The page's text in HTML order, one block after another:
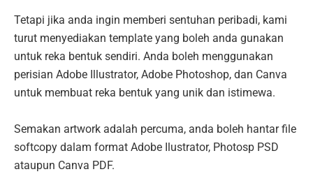
Tetapi jika anda ingin memberi sentuhan peribadi, kami
turut menyediakan template yang boleh anda gunakan
untuk reka bentuk sendiri. Anda boleh menggunakan
perisian Adobe Illustrator, Adobe Photoshop, dan Canva
untuk membuat reka bentuk yang unik dan istimewa.
Semakan artwork adalah percuma, anda boleh hantar file
softcopy dalam format Adobe Ilustrator, Photosp PSD
ataupun Canva PDF.